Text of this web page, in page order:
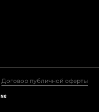
Договор публичной оферты